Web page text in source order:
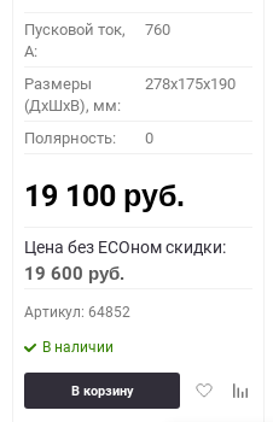
Пусковой ток,
A:
760
Размеры
(ДхШхВ), мм:
278x175x190
Полярность: 0
19 100 руб.
Цена без ECOном скидки:
19 600 руб.
Артикул: 64852
В наличии
Добавить
В корзину